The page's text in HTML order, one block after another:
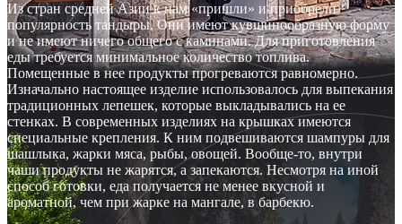
Из стран средней Азии к нам «пришли» и приобрели
популярность тандыры. Они имеют кувшинообразную форму
и не имеют ничего общего с каминами. Для приготовления
еды требуется минимальное количество топлива.
Помещенные в нее продукты прогреваются равномерно.
Изначально настоящее изделие использовалось для выпекания
традиционных лепешек, которые выкладывались на ее
стенках. В современных изделиях на крышках имеются
специальные крепления. К ним подвешиваются шампуры для
шашлыка, жарки мяса, рыбы, овощей. Вообще-то, внутри
чаши продукты не жарятся, а запекаются. Несмотря на иной
способ готовки, еда получается не менее вкусной и
ароматной, чем при жарке на мангале, в барбекю.